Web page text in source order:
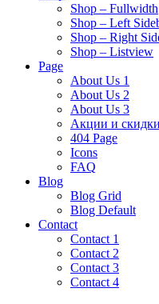
Shop – Fullwidth
Shop – Left
Shop – Right
Shop – Listview
Page
About Us 1
About Us 2
About Us 3
Акции и скидки
404 Page
Icons
FAQ
Blog
Blog Grid
Blog Default
Contact
Contact 1
Contact 2
Contact 3
Contact 4